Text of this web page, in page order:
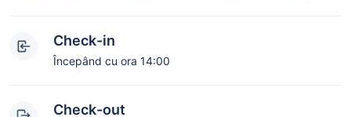
Check-in
Începând cu ora 14:00
Check-out